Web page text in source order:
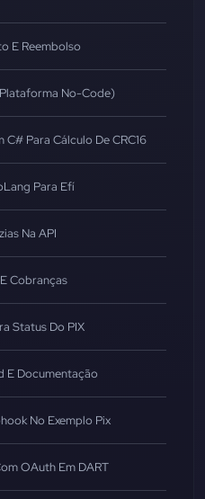
E Reembolso
No-Code)
Para Cálculo De CRC16
Para Efí
Na API
Cobranças
Status Do PIX
E Documentação
No Exemplo Pix
OAuth Em DART